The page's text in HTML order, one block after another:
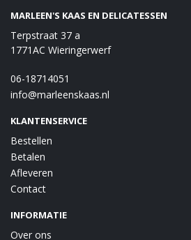
MARLEEN'S KAAS EN DELICATESSEN
Terpstraat 37 a
1771AC Wieringerwerf
06-18714051
info@marleenskaas.nl
KLANTENSERVICE
Bestellen
Betalen
Afleveren
Contact
INFORMATIE
Over ons